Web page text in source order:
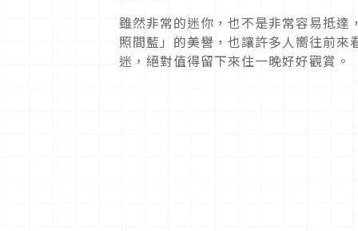
雖然非常的迷你，也不是非常容易抵
照間藍」的美譽，也讓許多人嚮往前
迷，絕對值得留下來住一晚好好觀賞。